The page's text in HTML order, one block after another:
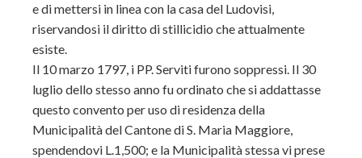
e di mettersi in linea con la casa del Ludovisi,
riservandosi il diritto di stillicidio che attualmente
esiste.
Il 10 marzo 1797, i PP. Serviti furono soppressi. Il 30
luglio dello stesso anno fu ordinato che si addattasse
questo convento per uso di residenza della
Municipalità del Cantone di S. Maria Maggiore,
spendendovi L.1,500; e la Municipalità stessa vi prese